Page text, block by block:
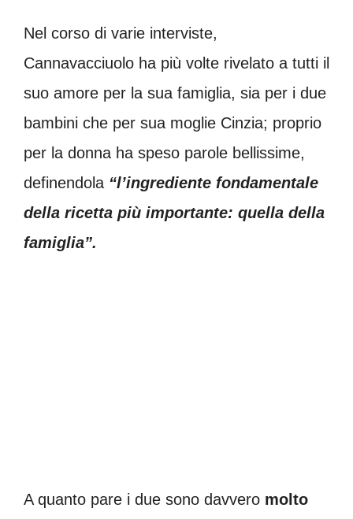
Nel corso di varie interviste,
Cannavacciuolo ha più volte rivelato a tutti il
suo amore per la sua famiglia, sia per i due
bambini che per sua moglie Cinzia; proprio
per la donna ha speso parole bellissime,
definendola “l’ingrediente fondamentale
della ricetta più importante: quella della
famiglia”.
A quanto pare i due sono davvero molto